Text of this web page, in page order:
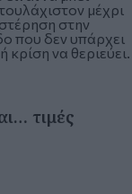
μέχρι
στην
που δεν υπάρχει
κρίση να θεριεύει.
τιμές